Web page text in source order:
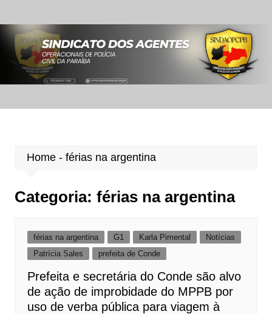
para
conteúdo
Home- férias na argentina
Categoria: férias na argentina
férias na argentina G1 Karla Pimental
Notícias
Patrícia Sales
prefeita de Conde
Prefeita e secretária do Conde são alvo
de ação de improbidade do MPPB por
uso de verba pública para viagem à